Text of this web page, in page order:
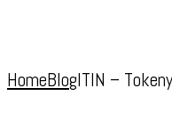
HomeBlogITIN –